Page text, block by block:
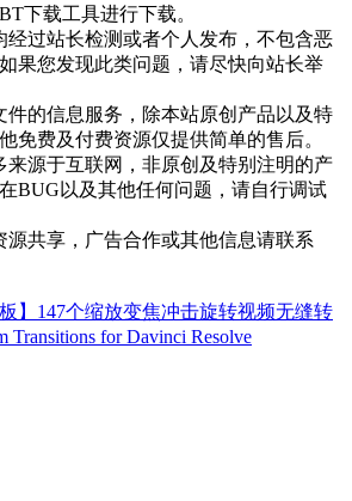
下载工具进行下载。
经过站长检测或者个人发布，不包含恶
果您发现此类问题，请尽快向站长举
件的信息服务，除本站原创产品以及特
免费及付费资源仅提供简单的售后。
来源于互联网，非原创及特别注明的产
BUG以及其他任何问题，请自行调试
源共享，广告合作或其他信息请联系
板】147个缩放变焦冲击旋转视频无缝转
Transitions for Davinci Resolve